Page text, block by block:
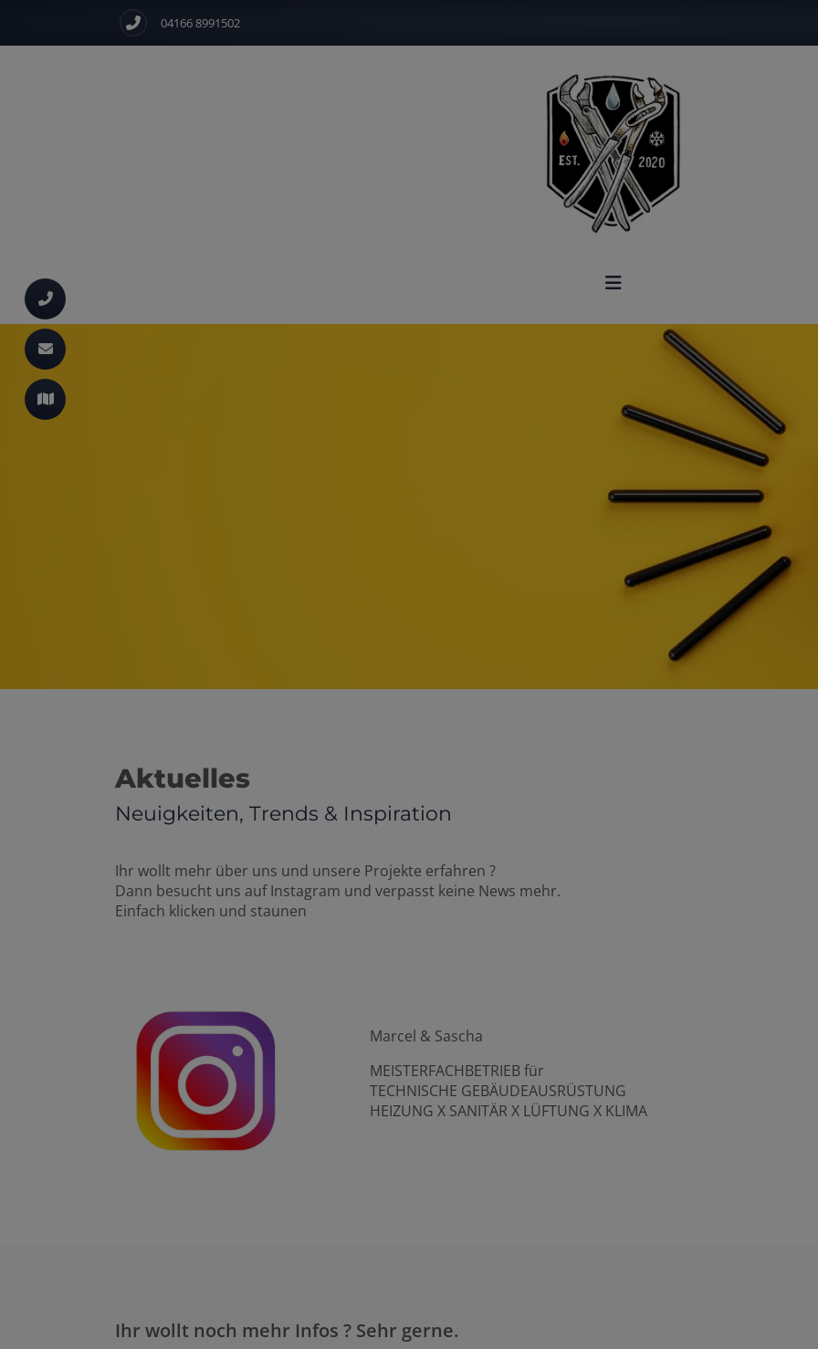
04166 8991502
Aktuelles
Neuigkeiten, Trends & Inspiration
Ihr wollt mehr über uns und unsere Projekte erfahren ?
Dann besucht uns auf Instagram und verpasst keine News mehr.
Einfach klicken und staunen
Marcel & Sascha
MEISTERFACHBETRIEB für
TECHNISCHE GEBÄUDEAUSRÜSTUNG
HEIZUNG X SANITÄR X LÜFTUNG X KLIMA
Ihr wollt noch mehr Infos ? Sehr gerne.